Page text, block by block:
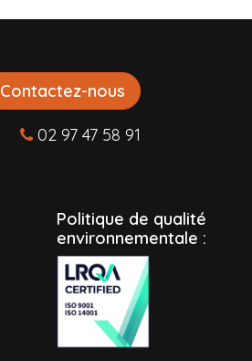
Contactez-nous
02 97 47 58 91
Politique de qualité
environnementale :